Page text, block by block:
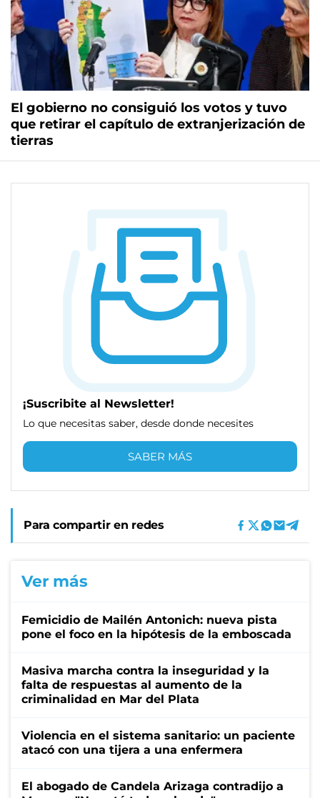
El gobierno no consiguió los votos y tuvo
que retirar el capítulo de extranjerización de
tierras
¡Suscribite al Newsletter!
Lo que necesitas saber, desde donde necesites
SABER MÁS
Para compartir en redes
Ver más
Femicidio de Mailén Antonich: nueva pista
pone el foco en la hipótesis de la emboscada
Masiva marcha contra la inseguridad y la
falta de respuestas al aumento de la
criminalidad en Mar del Plata
Violencia en el sistema sanitario: un paciente
atacó con una tijera a una enfermera
El abogado de Candela Arizaga contradijo a